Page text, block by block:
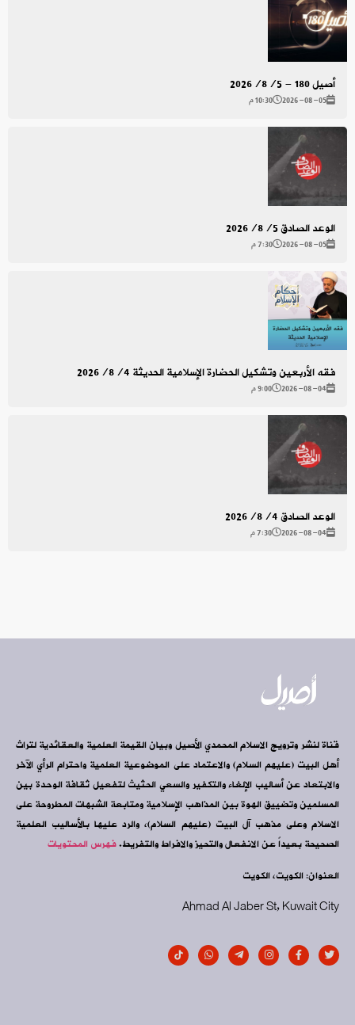
أصيل 180 - 2026/8/5
2026-08-05 10:30 م
الوعد الصادق 2026/8/5
2026-08-05 7:30 م
فقه الأربعين وتشكيل الحضارة الإسلامية الحديثة 2026/8/4
2026-08-04 9:00 م
الوعد الصادق 2026/8/4
2026-08-04 7:30 م
قناة لنشر وترويج الاسلام المحمدي الأصيل وبيان القيمة العلمية والعقائدية لتراث
أهل البيت (عليهم السلام) والاعتماد على الموضوعية العلمية واحترام الرأي الآخر
والابتعاد عن أساليب الإلغاء والتكفير والسعي الحثيث لتفعيل ثقافة الوحدة بين
المسلمين وتضييق الهوة بين المذاهب الإسلامية ومتابعة الشبهات المطروحة على
الاسلام وعلى مذهب آل البيت (عليهم السلام)، والرد عليها بالأساليب العلمية
الصحيحة بعيداً عن الانفعال والتحيز والافراط والتفريط.فهرس المحتويات
العنوان: الكويت، الكويت
Ahmad Al Jaber St, Kuwait City